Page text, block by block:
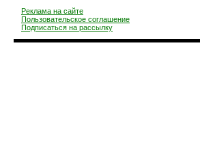
Реклама на сайте
Пользовательское соглашение
Подписаться на рассылку